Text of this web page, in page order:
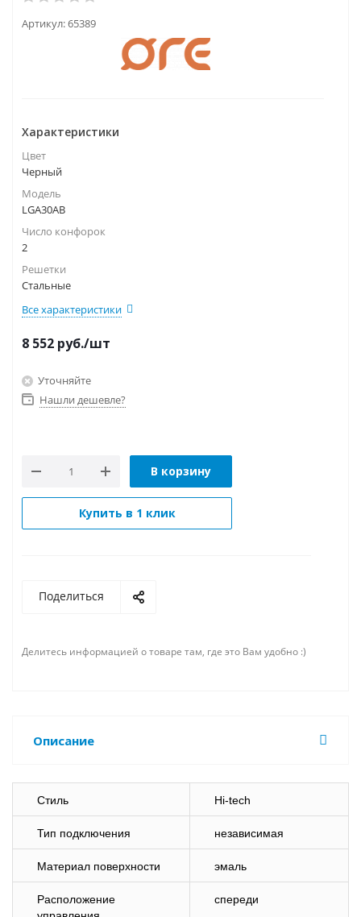
Артикул:65389
Характеристики
Цвет
Черный
Модель
LGA30AB
Число конфорок
2
Решетки
Стальные
Все характеристики
8 552 руб./шт
Уточняйте
Нашли дешевле?
В корзину
Купить в 1 клик
Поделиться
Делитесь информацией о товаре там, где это Вам удобно :)
Описание
Стиль Hi-tech
Тип подключения независимая
Материал поверхности эмаль
Расположение
спереди